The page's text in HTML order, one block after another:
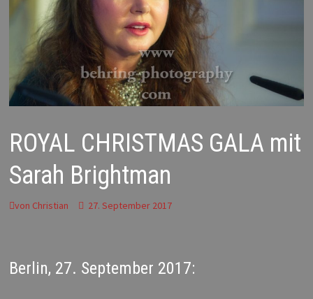
ROYAL CHRISTMAS GALA mit
Sarah Brightman
von Christian 27. September 2017
Berlin, 27. September 2017: